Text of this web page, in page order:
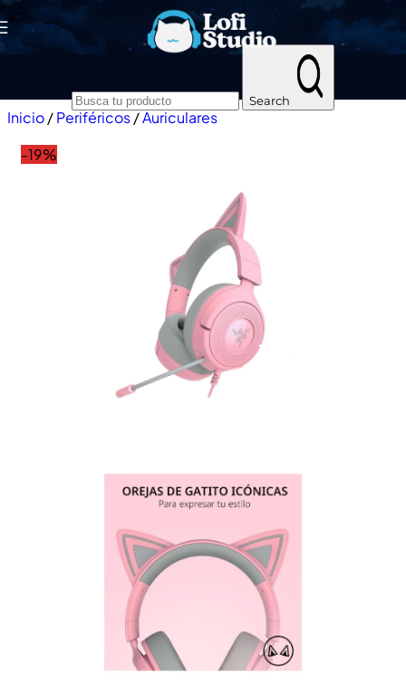
Skip to navigation Skip to main content
Search
Inicio/Periféricos/Auriculares
-19%